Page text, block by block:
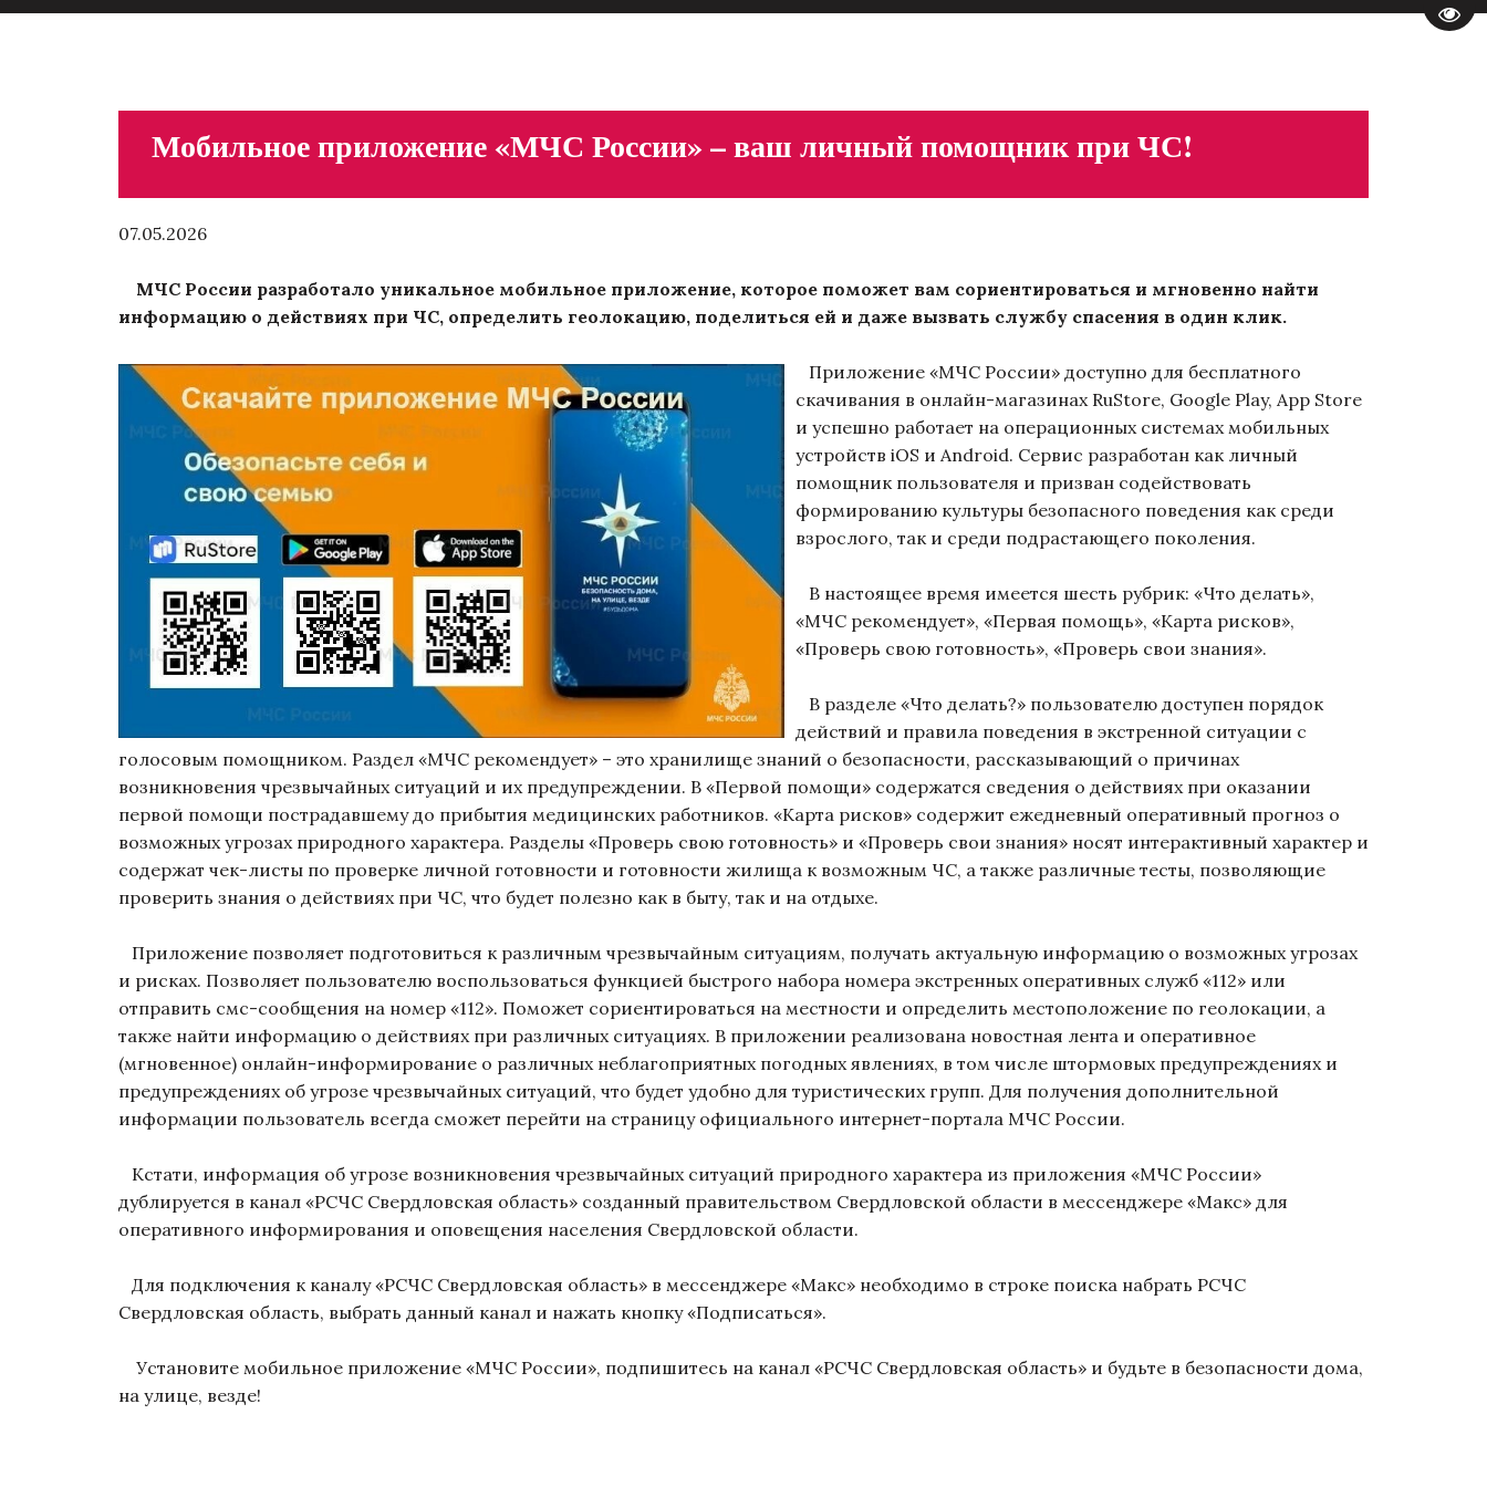
Мобильное приложение «МЧС России» – ваш личный помощник при ЧС!
07.05.2026
МЧС России разработало уникальное мобильное приложение, которое поможет вам сориентироваться и мгновенно найти
информацию о действиях при ЧС, определить геолокацию, поделиться ей и даже вызвать службу спасения в один клик.
Приложение «МЧС России» доступно для бесплатного
скачивания в онлайн-магазинах RuStore, Google Play, App Store
и успешно работает на операционных системах мобильных
устройств iOS и Android. Сервис разработан как личный
помощник пользователя и призван содействовать
формированию культуры безопасного поведения как среди
взрослого, так и среди подрастающего поколения.
В настоящее время имеется шесть рубрик: «Что делать»,
«МЧС рекомендует», «Первая помощь», «Карта рисков»,
«Проверь свою готовность», «Проверь свои знания».
В разделе «Что делать?» пользователю доступен порядок
действий и правила поведения в экстренной ситуации с
голосовым помощником. Раздел «МЧС рекомендует» – это хранилище знаний о безопасности, рассказывающий о причинах
возникновения чрезвычайных ситуаций и их предупреждении. В «Первой помощи» содержатся сведения о действиях при оказании
первой помощи пострадавшему до прибытия медицинских работников. «Карта рисков» содержит ежедневный оперативный прогноз о
возможных угрозах природного характера. Разделы «Проверь свою готовность» и «Проверь свои знания» носят интерактивный характер и
содержат чек-листы по проверке личной готовности и готовности жилища к возможным ЧС, а также различные тесты, позволяющие
проверить знания о действиях при ЧС, что будет полезно как в быту, так и на отдыхе.
Приложение позволяет подготовиться к различным чрезвычайным ситуациям, получать актуальную информацию о возможных угрозах
и рисках. Позволяет пользователю воспользоваться функцией быстрого набора номера экстренных оперативных служб «112» или
отправить смс-сообщения на номер «112». Поможет сориентироваться на местности и определить местоположение по геолокации, а
также найти информацию о действиях при различных ситуациях. В приложении реализована новостная лента и оперативное
(мгновенное) онлайн-информирование о различных неблагоприятных погодных явлениях, в том числе штормовых предупреждениях и
предупреждениях об угрозе чрезвычайных ситуаций, что будет удобно для туристических групп. Для получения дополнительной
информации пользователь всегда сможет перейти на страницу официального интернет-портала МЧС России.
Кстати, информация об угрозе возникновения чрезвычайных ситуаций природного характера из приложения «МЧС России»
дублируется в канал «РСЧС Свердловская область» созданный правительством Свердловской области в мессенджере «Макс» для
оперативного информирования и оповещения населения Свердловской области.
Для подключения к каналу «РСЧС Свердловская область» в мессенджере «Макс» необходимо в строке поиска набрать РСЧС
Свердловская область, выбрать данный канал и нажать кнопку «Подписаться».
Установите мобильное приложение «МЧС России», подпишитесь на канал «РСЧС Свердловская область» и будьте в безопасности дома,
на улице, везде!